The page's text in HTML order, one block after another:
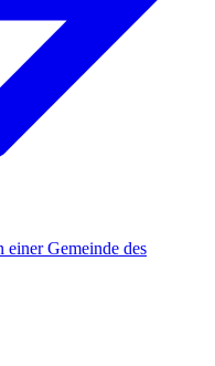
einer Gemeinde des